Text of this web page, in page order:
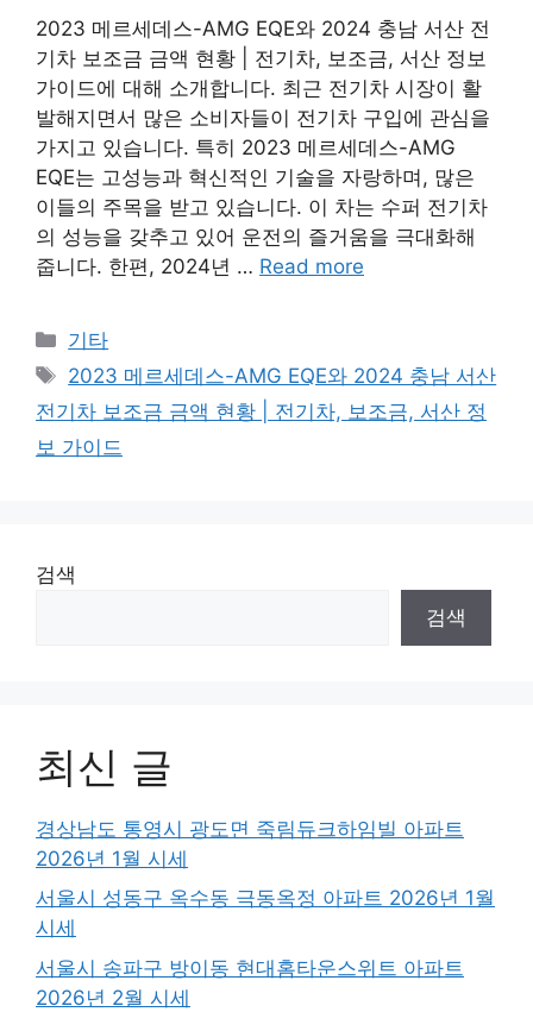
2023 메르세데스-AMG EQE와 2024 충남 서산 전
기차 보조금 금액 현황 | 전기차, 보조금, 서산 정보
가이드에 대해 소개합니다. 최근 전기차 시장이 활
발해지면서 많은 소비자들이 전기차 구입에 관심을
가지고 있습니다. 특히 2023 메르세데스-AMG
EQE는 고성능과 혁신적인 기술을 자랑하며, 많은
이들의 주목을 받고 있습니다. 이 차는 수퍼 전기차
의 성능을 갖추고 있어 운전의 즐거움을 극대화해
줍니다. 한편, 2024년 … Read more
Categories
기타
Tags
2023 메르세데스-AMG EQE와 2024 충남 서산
전기차 보조금 금액 현황 | 전기차, 보조금, 서산 정
보 가이드
검색
검색
최신 글
경상남도 통영시 광도면 죽림듀크하임빌 아파트
2026년 1월 시세
서울시 성동구 옥수동 극동옥정 아파트 2026년 1월
시세
서울시 송파구 방이동 현대홈타운스위트 아파트
2026년 2월 시세